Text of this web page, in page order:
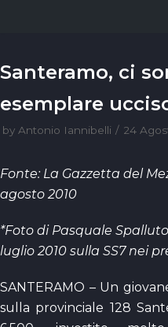
Santeramo, ci
esemplare
by Antonio Iannibelli 24
Fonte: La Gazzetta del
agosto 2010
*Foto di Pasquale
luglio 2010 sulla SS7 nei
SANTERAMO – Un
sulla provinciale 128